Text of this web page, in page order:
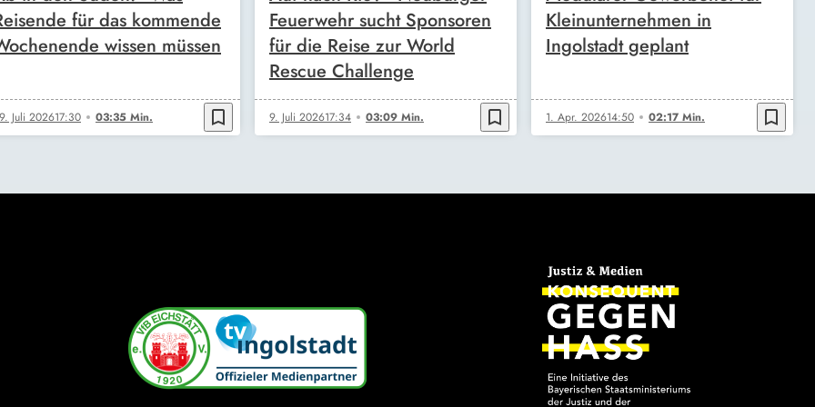
für das kommende
wissen müssen
Juli 202617:30 03:35 Min. bookmark_border
Feuerwehr sucht Sponsoren
für die Reise zur World
Rescue Challenge
9. Juli 202617:34 03:09 Min. bookmark_border
Kleinunternehmen in
Ingolstadt geplant
1. Apr. 202614:50 02:17 Min. bookmark_border